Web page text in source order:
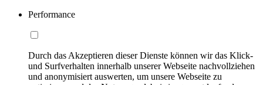
Performance
Durch das Akzeptieren dieser Dienste können wir das Klick-
und Surfverhalten innerhalb unserer Webseite nachvollziehen
und anonymisiert auswerten, um unsere Webseite zu